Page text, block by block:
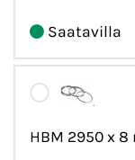
Saatavilla
HBM 2950 x